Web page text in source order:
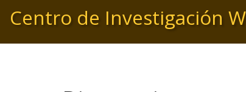
contenido
principal
Centro de Investigación